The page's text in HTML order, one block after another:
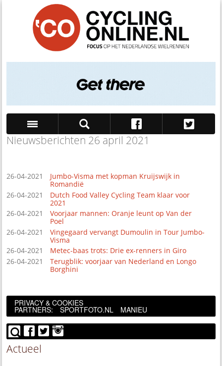
Nieuwsberichten 26 april 2021
26-04-2021
Jumbo-Visma met kopman Kruijswijk in
Romandië
26-04-2021
Dutch Food Valley Cycling Team klaar voor
2021
26-04-2021
Voorjaar mannen: Oranje leunt op Van der
Poel
26-04-2021
Vingegaard vervangt Dumoulin in Tour Jumbo-
Visma
26-04-2021
Metec-baas trots: Drie ex-renners in Giro
26-04-2021
Terugblik: voorjaar van Nederland en Longo
Borghini
PRIVACY & COOKIES
PARTNERS: SPORTFOTO.NL MANIEU
Actueel